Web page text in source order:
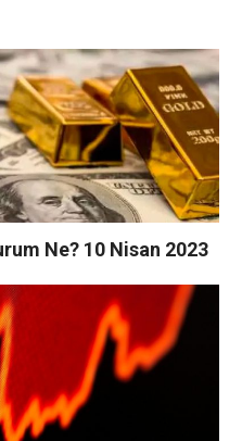
Ne? 10 Nisan 2023